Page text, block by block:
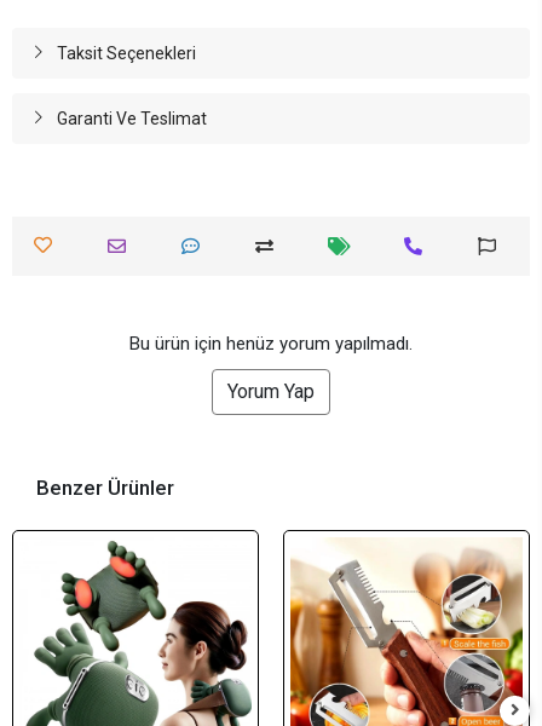
Taksit Seçenekleri
Garanti Ve Teslimat
Bu ürün için henüz yorum yapılmadı.
Yorum Yap
Benzer Ürünler